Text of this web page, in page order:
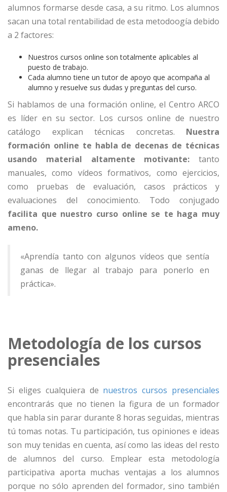
alumnos formarse desde casa, a su ritmo. Los alumnos
sacan una total rentabilidad de esta metodoogía debido
a 2 factores:
Nuestros cursos online son totalmente aplicables al
puesto de trabajo.
Cada alumno tiene un tutor de apoyo que acompaña al
alumno y resuelve sus dudas y preguntas del curso.
Si hablamos de una formación online, el Centro ARCO
es líder en su sector. Los cursos online de nuestro
catálogo explican técnicas concretas. Nuestra
formación online te habla de decenas de técnicas
usando material altamente motivante: tanto
manuales, como vídeos formativos, como ejercicios,
como pruebas de evaluación, casos prácticos y
evaluaciones del conocimiento. Todo conjugado
facilita que nuestro curso online se te haga muy
ameno.
«Aprendía tanto con algunos vídeos que sentía
ganas de llegar al trabajo para ponerlo en
práctica».
Metodología de los cursos
presenciales
Si eliges cualquiera de nuestros cursos presenciales
encontrarás que no tienen la figura de un formador
que habla sin parar durante 8 horas seguidas, mientras
tú tomas notas. Tu participación, tus opiniones e ideas
son muy tenidas en cuenta, así como las ideas del resto
de alumnos del curso. Emplear esta metodología
participativa aporta muchas ventajas a los alumnos
porque no sólo aprenden del formador, sino también